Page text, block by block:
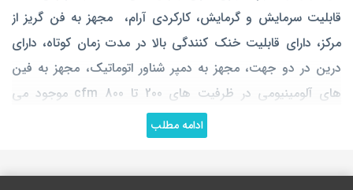
قابلیت سرمایش و گرمایش، کارکردی آرام، مجهز به فن گریز از
مرکز، دارای قابلیت خنک کنندگی بالا در مدت زمان کوتاه، دارای
درین در دو جهت، مجهز به دمپر شناور اتوماتیک، مجهز به فین
های آلومینیومی در ظرفیت های 200 تا 800 cfm موجود می
فن کویل کاستی یک طرفه وستنوم
ادامه مطلب